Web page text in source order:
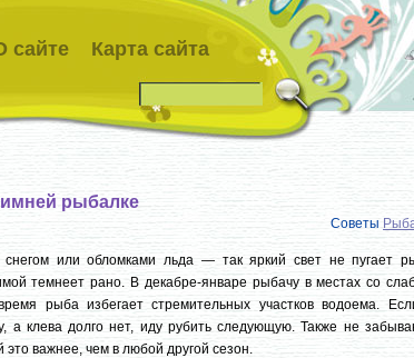
сайте Карта сайта
рыбалке
Советы
снегом или обломками льда — так яркий свет не пугает
темнеет рано. В декабре-январе рыбачу в местах со
рыба избегает стремительных участков водоема.
а клева долго нет, иду рубить следующую. Также не
важнее, чем в любой другой сезон.